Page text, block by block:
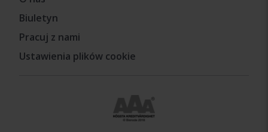
Biuletyn
Pracuj z nami
Ustawienia plików cookie